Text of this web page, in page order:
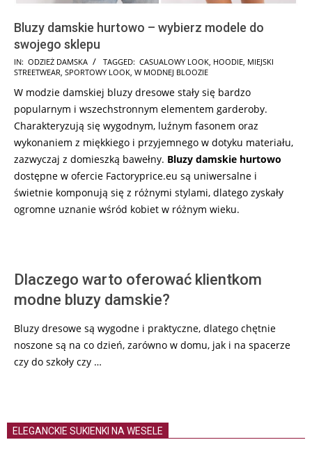
Bluzy damskie hurtowo – wybierz modele do
swojego sklepu
2025-
07-
01
IN: ODZIEŻ DAMSKA TAGGED: CASUALOWY LOOK, HOODIE, MIEJSKI
STREETWEAR, SPORTOWY LOOK, W MODNEJ BLOOZIE
W modzie damskiej bluzy dresowe stały się bardzo
popularnym i wszechstronnym elementem garderoby.
Charakteryzują się wygodnym, luźnym fasonem oraz
wykonaniem z miękkiego i przyjemnego w dotyku materiału,
zazwyczaj z domieszką bawełny. Bluzy damskie hurtowo
dostępne w ofercie Factoryprice.eu są uniwersalne i
świetnie komponują się z różnymi stylami, dlatego zyskały
ogromne uznanie wśród kobiet w różnym wieku.
Dlaczego warto oferować klientkom
modne bluzy damskie?
Bluzy dresowe są wygodne i praktyczne, dlatego chętnie
noszone są na co dzień, zarówno w domu, jak i na spacerze
czy do szkoły czy …
ELEGANCKIE SUKIENKI NA WESELE